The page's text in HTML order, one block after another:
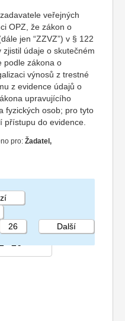
veřejných
OPZ, že zákon o
jen “ZZVZ”) v § 122
údaje o skutečném
podle zákona o
výnosů z trestné
z evidence údajů o
upravujícího
fyzických osob; pro tyto
přístupu do evidence.
pro: Žadatel,
26 Další